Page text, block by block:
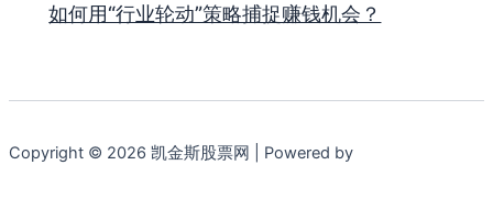
如何用“行业轮动”策略捕捉赚钱机会？
Copyright © 2026 凯金斯股票网 | Powered by